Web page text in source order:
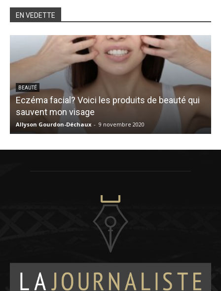
EN VEDETTE
BEAUTÉ
Eczéma facial? Voici les produits de beauté qui
sauvent mon visage
Allyson Gourdon-Déchaux - 9 novembre 2020